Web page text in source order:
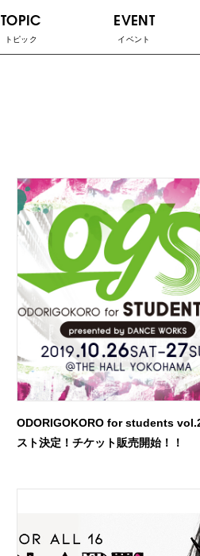
TOPIC
トピック
EVENT
イベント
ODORIGOKORO for students
スト決定！チケット販売開始！！